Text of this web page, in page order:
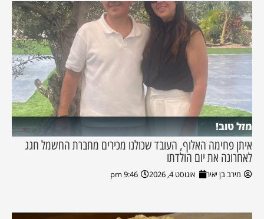
מזל טוב!
איתן פחימה האלוף, העובד שכולנו מכירים מחברת החשמל חגג
לאחרונה את יום הולדתו
מירב בן יאיר אוגוסט 4, 2026 9:46 pm